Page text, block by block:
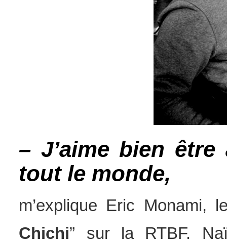
– J’aime bien
tout le monde,
m’explique Eric Monami,
Chichi” sur la RTBF.